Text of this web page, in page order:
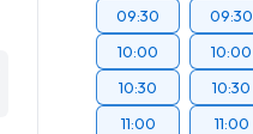
09:30
10:00
10:30
11:00
09:30
10:00
10:30
11:00